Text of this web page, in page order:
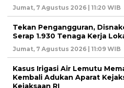
Jumat, 7 Agustus 2026 | 11:20 WIB
Tekan Pengangguran,
Serap 1.930 Tenaga Kerja
Jumat, 7 Agustus 2026 | 11:09 WIB
Kasus Irigasi Air Lemutu
Kembali Adukan Aparat
Kejaksaan RI